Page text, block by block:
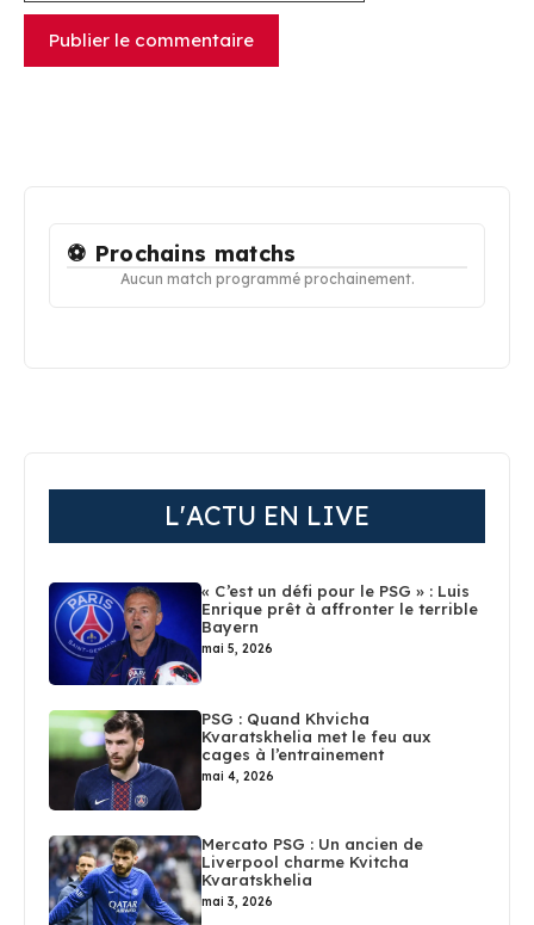
⚽ Prochains matchs
Aucun match programmé prochainement.
L'ACTU EN LIVE
« C’est un défi pour le PSG » : Luis
Enrique prêt à affronter le terrible
Bayern
mai 5, 2026
PSG : Quand Khvicha
Kvaratskhelia met le feu aux
cages à l’entrainement
mai 4, 2026
Mercato PSG : Un ancien de
Liverpool charme Kvitcha
Kvaratskhelia
mai 3, 2026